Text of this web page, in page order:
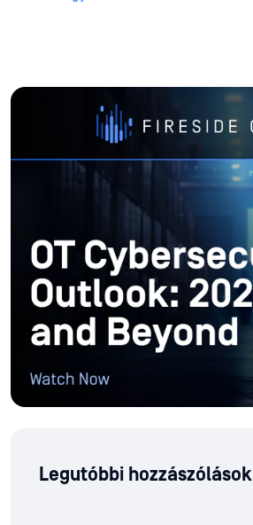
Legutóbbi hozzászólások